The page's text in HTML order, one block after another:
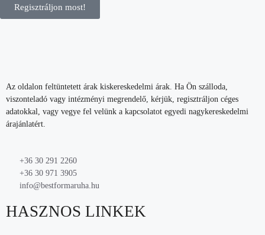
Regisztráljon most!
Az oldalon feltüntetett árak kiskereskedelmi árak. Ha Ön szálloda,
viszonteladó vagy intézményi megrendelő, kérjük, regisztráljon céges
adatokkal, vagy vegye fel velünk a kapcsolatot egyedi nagykereskedelmi
árajánlatért.
+36 30 291 2260
+36 30 971 3905
info@bestformaruha.hu
HASZNOS LINKEK